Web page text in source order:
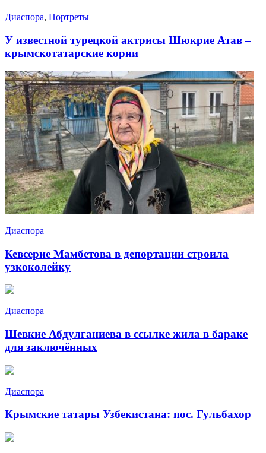
Диаспора, Портреты
У известной турецкой актрисы Шюкрие Атав –
крымскотатарские корни
Диаспора
Кевсерие Мамбетова в депортации строила
узкоколейку
Диаспора
Шевкие Абдулганиева в ссылке жила в бараке
для заключённых
Диаспора
Крымские татары Узбекистана: пос. Гульбахор